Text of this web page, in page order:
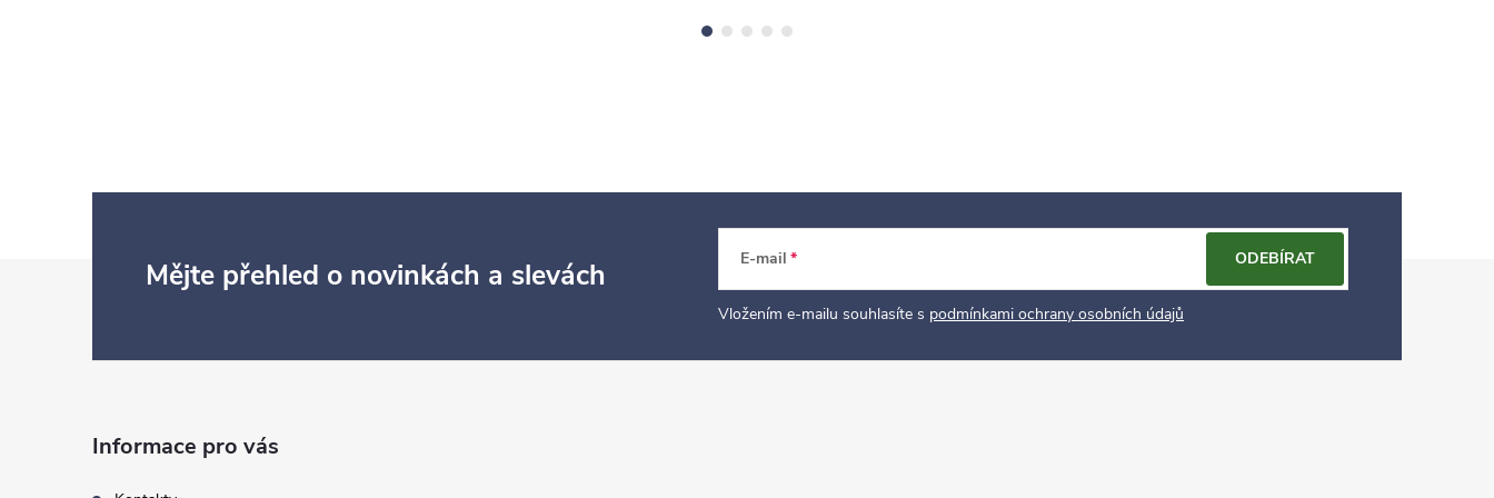
Mějte přehled o novinkách a slevách E-mail
Vložením e-mailu souhlasíte s podmínkami ochrany osobních údajů
ODEBÍRAT
Informace pro vás